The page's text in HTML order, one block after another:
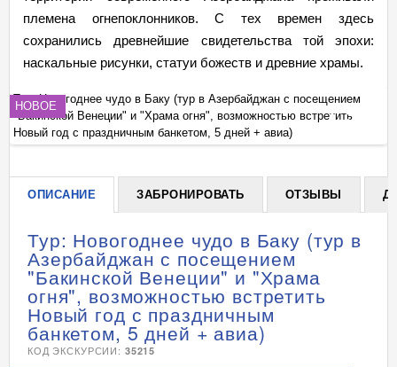
племена огнепоклонников. С тех времен здесь
сохранились древнейшие свидетельства той эпохи:
наскальные рисунки, статуи божеств и древние храмы.
НОВОЕ
+
Тур: Новогоднее чудо в Баку (тур в Азербайджан с посещением
"Бакинской Венеции" и "Храма огня", возможностью встретить
Новый год с праздничным банкетом, 5 дней + авиа)
ОПИСАНИЕ ЗАБРОНИРОВАТЬ ОТЗЫВЫ
Тур: Новогоднее чудо в Баку (тур в
Азербайджан с посещением
"Бакинской Венеции" и "Храма
огня", возможностью встретить
Новый год с праздничным
банкетом, 5 дней + авиа)
КОД ЭКСКУРСИИ: 35215